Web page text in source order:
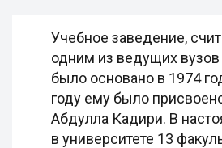
Учебное заведение,
одним из ведущих вузов
было основано в 1974
году ему было
Абдулла Кадири. В
в университете 13